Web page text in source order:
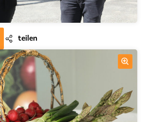
teilen